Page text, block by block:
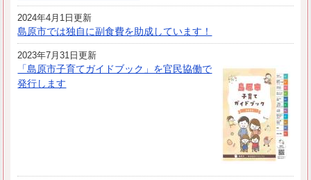
2024年4月1日更新
島原市では独自に副食費を助成しています！
2023年7月31日更新
「島原市子育てガイドブック」を官民協働で
発行します